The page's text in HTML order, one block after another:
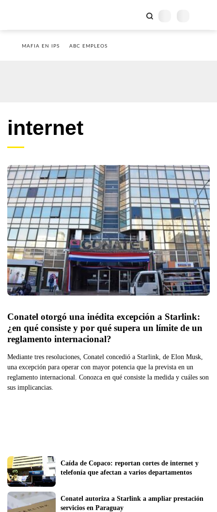
MAFIA EN IPS ABC EMPLEOS
internet
Conatel otorgó una inédita excepción a Starlink:
¿en qué consiste y por qué supera un límite de un
reglamento internacional?
Mediante tres resoluciones, Conatel concedió a Starlink, de Elon Musk,
una excepción para operar con mayor potencia que la prevista en un
reglamento internacional. Conozca en qué consiste la medida y cuáles son
sus implicancias.
Caída de Copaco: reportan cortes de internet y
telefonía que afectan a varios departamentos
Conatel autoriza a Starlink a ampliar prestación
servicios en Paraguay